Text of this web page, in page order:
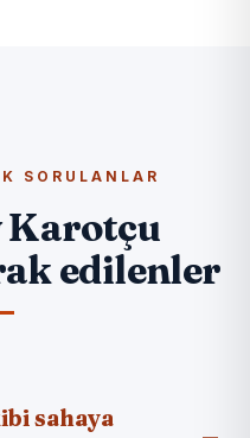
SORULANLAR
Karotçu
edilenler
sahaya